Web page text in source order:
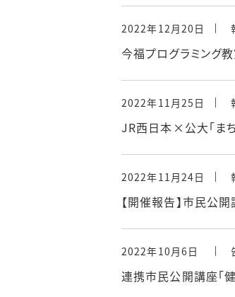
2022年12月20日
今福プログラミング
2022年11月25日
JR西日本×公大「ま
2022年11月24日
【開催報告】市民公
2022年10月6日
連携市民公開講座「